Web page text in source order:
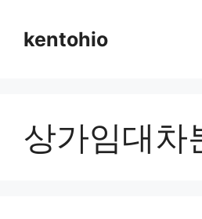
contentkentohio
상가임대차